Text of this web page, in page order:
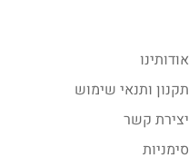
אודותינו
תקנון ותנאי שימוש
יצירת קשר
סימניות